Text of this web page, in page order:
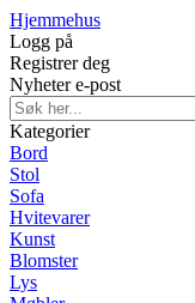
Hjemmehus
Logg på
Registrer deg
Nyheter e-post
Kategorier
Bord
Stol
Sofa
Hvitevarer
Kunst
Blomster
Lys